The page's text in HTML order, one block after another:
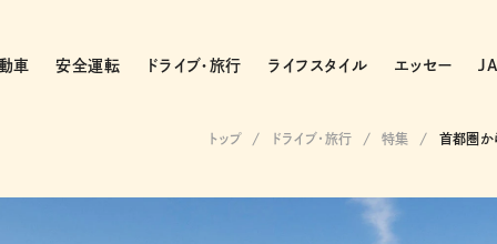
車 安全運転 ドライブ・旅行 ライフスタイル エッセー
トップ ドライブ･旅行 特集